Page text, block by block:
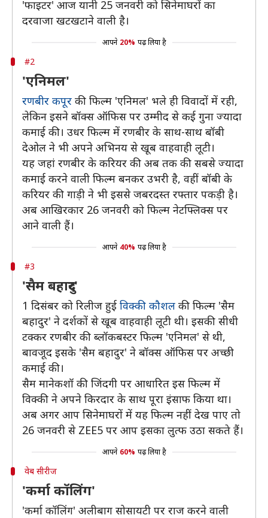
'फाइटर' आज यानी 25 जनवरी को सिनेमाघरों का
दरवाजा खटखटाने वाली है।
आपने 20% पढ़ लिया है
#2
'एनिमल'
रणबीर कपूर की फिल्म 'एनिमल' भले ही विवादों में रही,
लेकिन इसने बॉक्स ऑफिस पर उम्मीद से कई गुना ज्यादा
कमाई की। उधर फिल्म में रणबीर के साथ-साथ बॉबी
देओल ने भी अपने अभिनय से खूब वाहवाही लूटी।
यह जहां रणबीर के करियर की अब तक की सबसे ज्यादा
कमाई करने वाली फिल्म बनकर उभरी है, वहीं बॉबी के
करियर की गाड़ी ने भी इससे जबरदस्त रफ्तार पकड़ी है।
अब आखिरकार 26 जनवरी को फिल्म नेटफ्लिक्स पर
आने वाली हैं।
आपने 40% पढ़ लिया है
#3
'सैम बहादुर'
1 दिसंबर को रिलीज हुई विक्की कौशल की फिल्म 'सैम
बहादुर' ने दर्शकों से खूब वाहवाही लूटी थी। इसकी सीधी
टक्कर रणबीर की ब्लॉकबस्टर फिल्म 'एनिमल' से थी,
बावजूद इसके 'सैम बहादुर' ने बॉक्स ऑफिस पर अच्छी
कमाई की।
सैम मानेकशॉ की जिंदगी पर आधारित इस फिल्म में
विक्की ने अपने किरदार के साथ पूरा इंसाफ किया था।
अब अगर आप सिनेमाघरों में यह फिल्म नहीं देख पाए तो
26 जनवरी से ZEE5 पर आप इसका लुत्फ उठा सकते हैं।
आपने 60% पढ़ लिया है
वेब सीरीज
'कर्मा कॉलिंग'
'कर्मा कॉलिंग' अलीबाग सोसायटी पर राज करने वाली